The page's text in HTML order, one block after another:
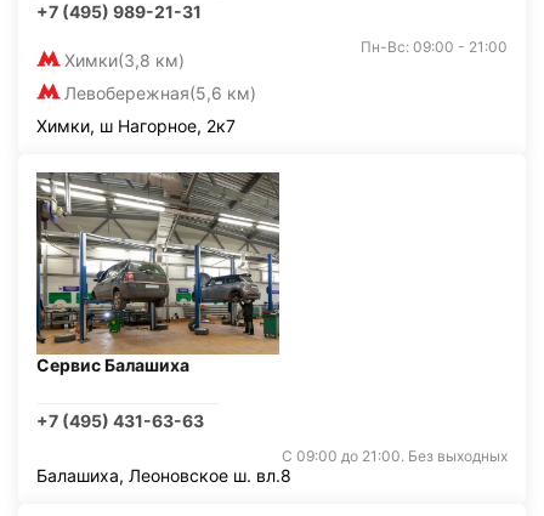
+7 (495) 989-21-31
Химки(3,8 км)
Левобережная(5,6 км)
Пн-Вс: 09:00 - 21:00
Химки, ш Нагорное, 2к7
Сервис Балашиха
+7 (495) 431-63-63
С 09:00 до 21:00. Без выходных
Балашиха, Леоновское ш. вл.8